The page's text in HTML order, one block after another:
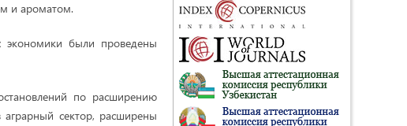
и ароматом.
экономики были проведены
по расширению
сектор, расширены